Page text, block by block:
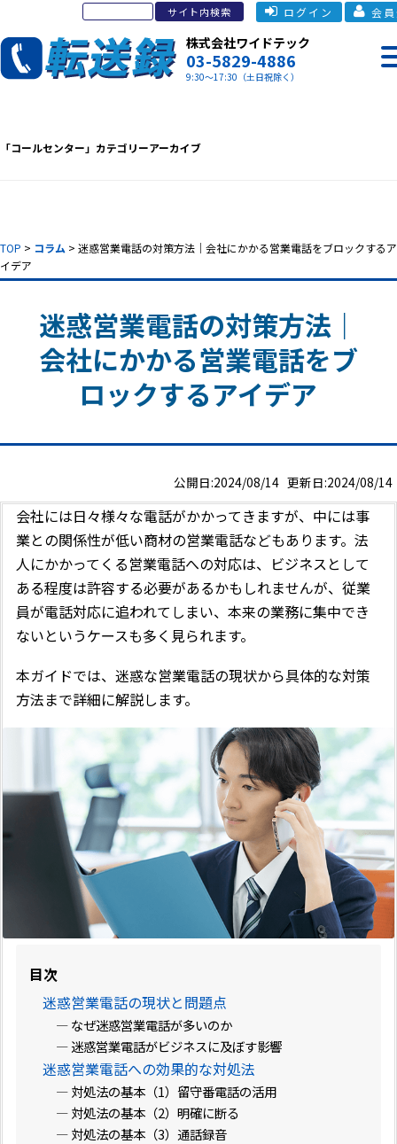
ログイン 会
株式会社ワイドテック
03-5829-4886
9:30～17:30（土日祝除く）
「コールセンター」カテゴリーアーカイブ
TOP > コラム > 迷惑営業電話の対策方法｜ 会社にかかる営業電話をブロックするア
イデア
迷惑営業電話の対策方法｜
会社にかかる営業電話をブ
ロックするアイデア
公開日:2024/08/14 更新日:2024/08/14
会社には日々様々な電話がかかってきますが、中には事
業との関係性が低い商材の営業電話などもあります。法
人にかかってくる営業電話への対応は、ビジネスとして
ある程度は許容する必要があるかもしれませんが、従業
員が電話対応に追われてしまい、本来の業務に集中でき
ないというケースも多く見られます。
本ガイドでは、迷惑な営業電話の現状から具体的な対策
方法まで詳細に解説します。
目次
迷惑営業電話の現状と問題点
― なぜ迷惑営業電話が多いのか
― 迷惑営業電話がビジネスに及ぼす影響
迷惑営業電話への効果的な対処法
― 対処法の基本（1）留守番電話の活用
― 対処法の基本（2）明確に断る
― 対処法の基本（3）通話録音